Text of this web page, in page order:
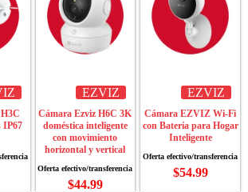
IP67
EZVIZ
Cámara Ezviz H6C 3K
doméstica inteligente
con movimiento
horizontal y vertical
$44.99
EZVIZ
Cámara EZVIZ Wi-Fi
con Batería para Hogar
Inteligente
$54.99